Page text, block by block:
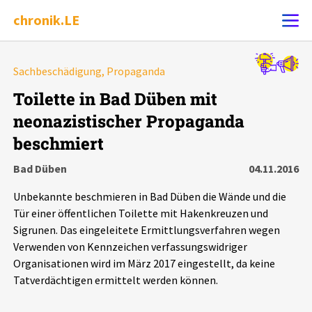
chronik.LE
Ereignis melden
Chronik
Dossiers
Leipziger Zustände
Schlaglichter
Phänomene
Sachbeschädigung, Propaganda
Toilette in Bad Düben mit
neonazistischer Propaganda
beschmiert
Bad Düben
04.11.2016
Unbekannte beschmieren in Bad Düben die Wände und die
Tür einer öffentlichen Toilette mit Hakenkreuzen und
Sigrunen. Das eingeleitete Ermittlungsverfahren wegen
Verwenden von Kennzeichen verfassungswidriger
Organisationen wird im März 2017 eingestellt, da keine
Tatverdächtigen ermittelt werden können.
Alle Ereignisse
7502Ereignisse
Ereignisse Statistik
Filter Erklärungen